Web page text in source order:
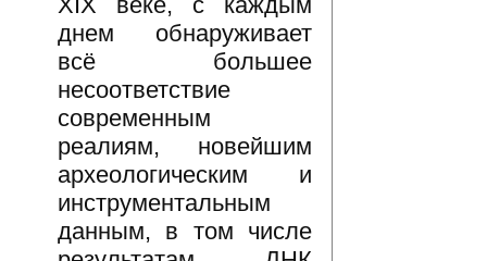
днем обнаруживает
всё большее
несоответствие
современным
реалиям, новейшим
археологическим и
инструментальным
данным, в том числе